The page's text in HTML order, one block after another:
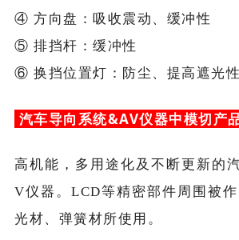
④ 方向盘：吸收震动、缓冲性
⑤ 排挡杆：缓冲性
⑥ 换挡位置灯：防尘、提高遮光性
汽车导向系统&AV仪器中模切产
高机能，多用途化及不断更新的
V仪器。LCD等精密部件周围被
光材、弹簧材所使用。